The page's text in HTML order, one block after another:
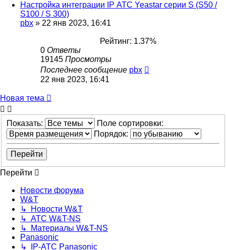
Настройка интеграции IP АТС Yeastar серии S (S50 /
S100 / S 300)
pbx » 22 янв 2023, 16:41
Рейтинг: 1.37%
0 Ответы
19145 Просмотры
Последнее сообщение pbx
22 янв 2023, 16:41
Новая тема
Показать:
Поле сортировки:
Порядок:
Перейти
Новости форума
W&T
↳ Новости W&T
↳ АТС W&T-NS
↳ Материалы W&T-NS
Panasonic
↳ IP-АТС Panasonic